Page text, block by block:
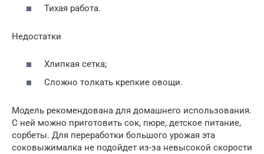
Тихая работа.
Недостатки
Хлипкая сетка;
Сложно толкать крепкие овощи.
Модель рекомендована для домашнего использования.
С ней можно приготовить сок, пюре, детское питание,
сорбеты. Для переработки большого урожая эта
соковыжималка не подойдет из-за невысокой скорости